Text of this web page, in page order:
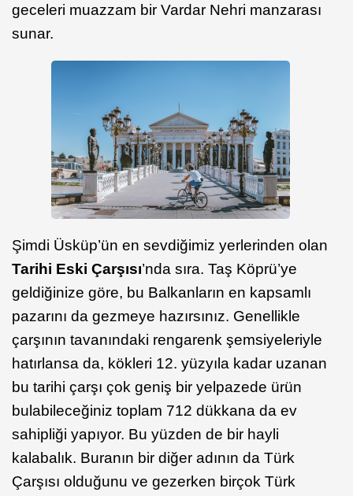
geceleri muazzam bir Vardar Nehri manzarası
sunar.
Şimdi Üsküp’ün en sevdiğimiz yerlerinden olan
Tarihi Eski Çarşısı’nda sıra. Taş Köprü’ye
geldiğinize göre, bu Balkanların en kapsamlı
pazarını da gezmeye hazırsınız. Genellikle
çarşının tavanındaki rengarenk şemsiyeleriyle
hatırlansa da, kökleri 12. yüzyıla kadar uzanan
bu tarihi çarşı çok geniş bir yelpazede ürün
bulabileceğiniz toplam 712 dükkana da ev
sahipliği yapıyor. Bu yüzden de bir hayli
kalabalık. Buranın bir diğer adının da Türk
Çarşısı olduğunu ve gezerken birçok Türk